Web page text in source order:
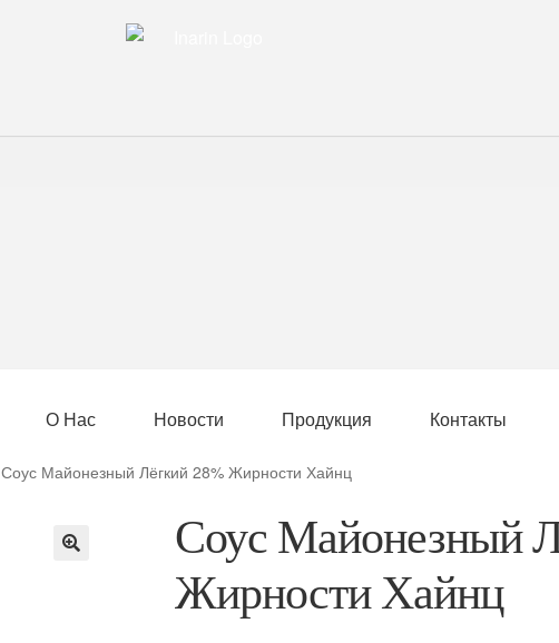
О Нас Новости Продукция Контакты
Соус Майонезный Лёгкий 28% Жирности Хайнц
Соус Майонезный
Жирности Хайнц